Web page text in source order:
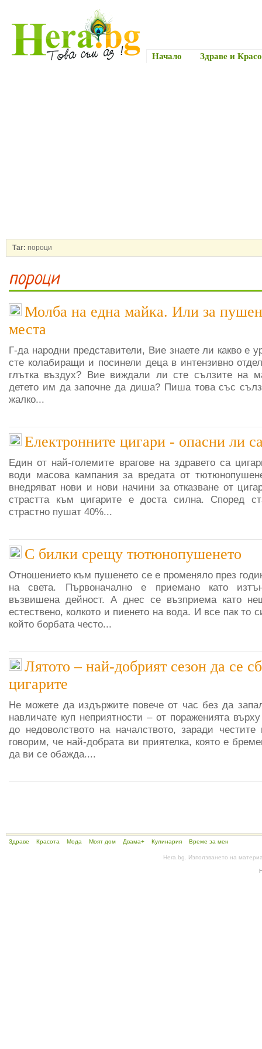
Начало Здраве и
Таг: пороци
пороци
Молба на една майка. Или за
места
Г-да народни представители, Вие знаете ли какво е
сте колабиращи и посинели деца в интензивно
глътка въздух? Вие виждали ли сте сълзите на
детето им да започне да диша? Пиша това със
жалко...
Eлектронните цигари - опасни ли
Един от най-големите врагове на здравето са
води масова кампания за вредата от
внедряват нови и нови начини за отказване от
страстта към цигарите е доста силна. Според
страстно пушат 40%...
С билки срещу тютюнопушенето
Отношението към пушенето се е променяло през
на света. Първоначално е приемано като
възвишена дейност. А днес се възприема като
естествено, колкото и пиенето на вода. И все пак то
който борбата често...
Лятото – най-добрият сезон да се
цигарите
Не можете да издържите повече от час без да
навличате куп неприятности – от пораженията
до недоволството на началството, заради
говорим, че най-добрата ви приятелка, която е
да ви се обажда....
Здраве Красота Мода Моят дом Двама+ Кулинария Време за мен
Hera.bg. Използването на